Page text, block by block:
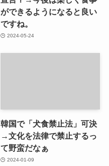
ができるようになると良い
ですね。
2024-05-24
韓国で「犬食禁止法」可決
→文化を法律で禁止するっ
て野蛮だなぁ
2024-01-09